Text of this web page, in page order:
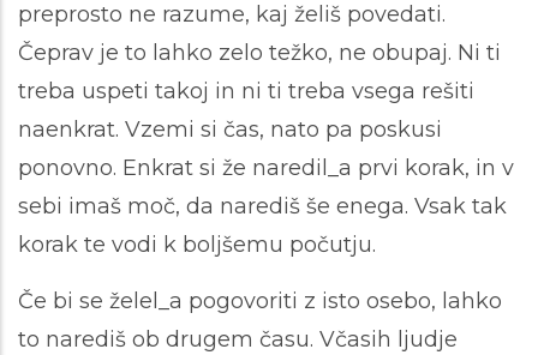
preprosto ne razume, kaj želiš povedati.
Čeprav je to lahko zelo težko, ne obupaj. Ni ti
treba uspeti takoj in ni ti treba vsega rešiti
naenkrat. Vzemi si čas, nato pa poskusi
ponovno. Enkrat si že naredil_a prvi korak, in v
sebi imaš moč, da narediš še enega. Vsak tak
korak te vodi k boljšemu počutju.
Če bi se želel_a pogovoriti z isto osebo, lahko
to narediš ob drugem času. Včasih ljudje